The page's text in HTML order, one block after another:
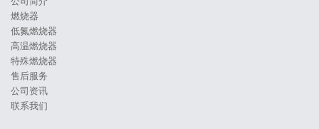
燃烧器
低氮燃烧器
高温燃烧器
特殊燃烧器
售后服务
公司资讯
联系我们